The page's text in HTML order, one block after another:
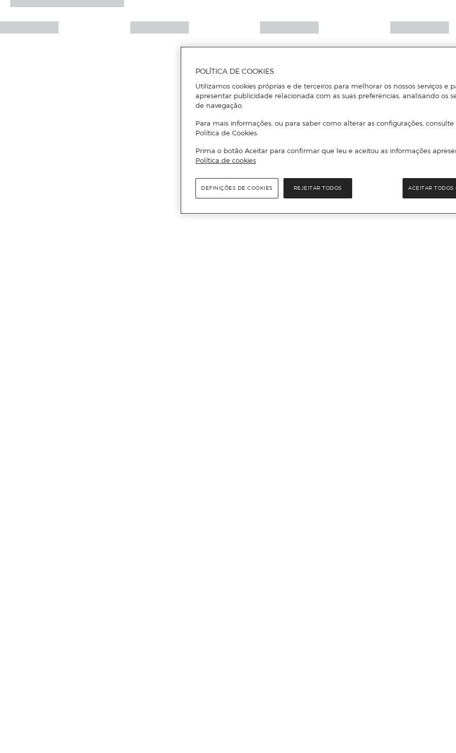
POLÍTICA DE COOKIES
Utilizamos cookies próprias e de terceiros para melhorar os nossos serviços e
apresentar publicidade relacionada com as suas preferências, analisando os
de navegação.
Para mais informações, ou para saber como alterar as configurações, consulte
Política de Cookies.
Prima o botão Aceitar para confirmar que leu e aceitou as informações
Política de cookies
REJEITAR TODOS ACEITAR TODOS
DEFINIÇÕES DE COOKIES